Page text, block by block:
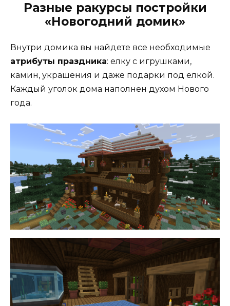
Разные ракурсы постройки
«Новогодний домик»
Внутри домика вы найдете все необходимые
атрибуты праздника: елку с игрушками,
камин, украшения и даже подарки под елкой.
Каждый уголок дома наполнен духом Нового
года.